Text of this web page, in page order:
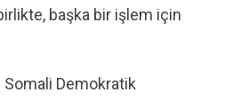
başka bir işlem için
Demokratik